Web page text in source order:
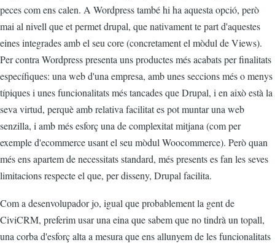
peces com ens calen. A Wordpress també hi ha aquesta opció, però
mai al nivell que et permet drupal, que nativament te part d'aquestes
eines integrades amb el seu core (concretament el mòdul de Views).
Per contra Wordpress presenta uns productes més acabats per finalitats
específiques: una web d'una empresa, amb unes seccions més o menys
típiques i unes funcionalitats més tancades que Drupal, i en això està la
seva virtud, perquè amb relativa facilitat es pot muntar una web
senzilla, i amb més esforç una de complexitat mitjana (com per
exemple d'ecommerce usant el seu mòdul Woocommerce). Però quan
més ens apartem de necessitats standard, més presents es fan les seves
limitacions respecte el que, per disseny, Drupal facilita.
Com a desenvolupador jo, igual que probablement la gent de
CiviCRM, preferim usar una eina que sabem que no tindrà un topall,
una corba d'esforç alta a mesura que ens allunyem de les funcionalitats